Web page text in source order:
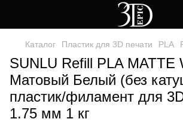
Каталог Пластик для 3D печати PLA
SUNLU Refill PLA MATTE
Матовый Белый (без
пластик/филамент для
1.75 мм 1 кг